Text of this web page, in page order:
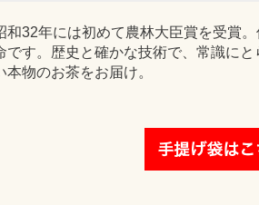
和32年には初めて農林大臣賞を受賞
です。歴史と確かな技術で、常識に
本物のお茶をお届け。